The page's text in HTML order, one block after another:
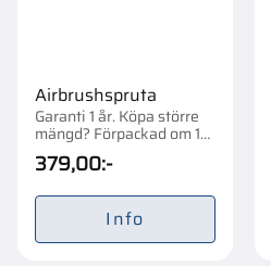
Airbrushspruta
Garanti 1 år. Köpa större
mängd? Förpackad om 1
st.
379,00:-
Info